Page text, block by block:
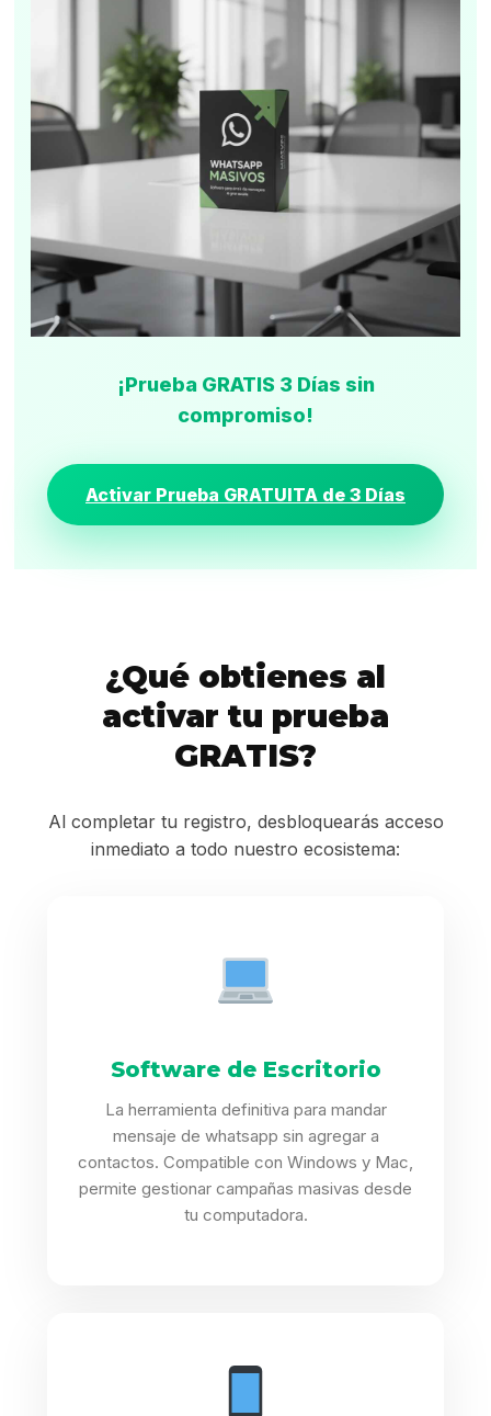
¡Prueba GRATIS 3 Días sin
compromiso!
Activar Prueba GRATUITA de 3 Días
¿Qué obtienes al
activar tu prueba
GRATIS?
Al completar tu registro, desbloquearás acceso
inmediato a todo nuestro ecosistema:
Software de Escritorio
La herramienta definitiva para mandar
mensaje de whatsapp sin agregar a
contactos. Compatible con Windows y Mac,
permite gestionar campañas masivas desde
tu computadora.